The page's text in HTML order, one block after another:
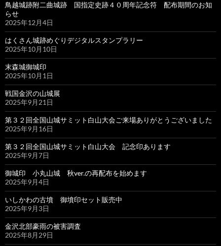
鳥越城跡附二曲城跡 国指定史跡４０周年記念符 配布期間のお知
らせ
2025年12月4日
はくさん城跡めぐりデジタルスタンプラリー
2025年10月10日
末森城御城印
2025年10月1日
戦国金沢の山城展
2025年9月21日
第３２回全国山城サミット白山大会ご来場ありがとうございました
2025年9月16日
第３２回全国山城サミット白山大会 記念印あります
2025年9月7日
御城印 小丸山城 秋ver.の再配布を始めます
2025年9月4日
いしかわの古墳 御墳印セット販売中
2025年9月3日
金沢北部豪雨の被害調査
2025年8月29日